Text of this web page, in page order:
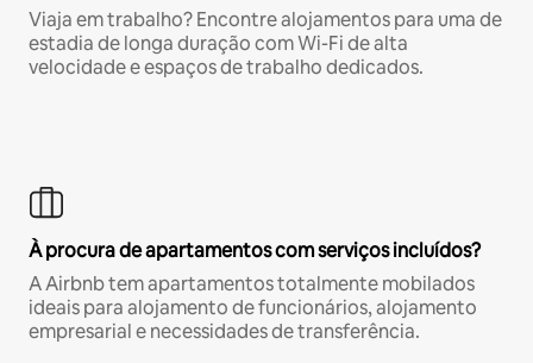
Viaja em trabalho? Encontre alojamentos para uma de
estadia de longa duração com Wi-Fi de alta
velocidade e espaços de trabalho dedicados.
À procura de apartamentos com serviços incluídos?
A Airbnb tem apartamentos totalmente mobilados
ideais para alojamento de funcionários, alojamento
empresarial e necessidades de transferência.